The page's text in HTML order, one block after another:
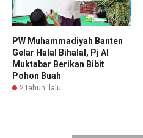
PW Muhammadiyah Banten
Gelar Halal Bihalal, Pj Al
Muktabar Berikan Bibit
Pohon Buah
2 tahun lalu